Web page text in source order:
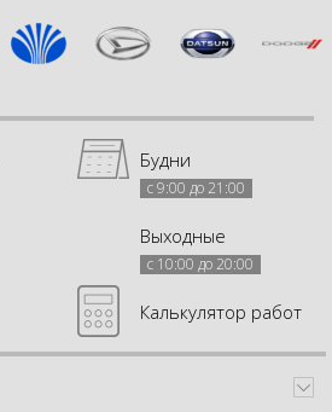
Будни
с 9:00 до 21:00
Выходные
с 10:00 до 20:00
Калькулятор работ